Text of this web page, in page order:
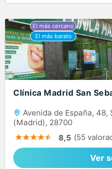
Clínica Madrid San
Avenida de España, 48,
(Madrid), 28700
8,5 (55
Ver